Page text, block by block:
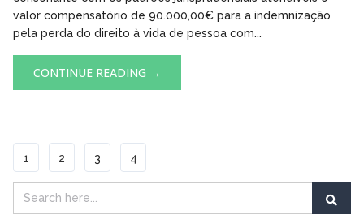
valor compensatório de 90.000,00€ para a indemnização
pela perda do direito à vida de pessoa com...
CONTINUE READING →
1 2 3 4